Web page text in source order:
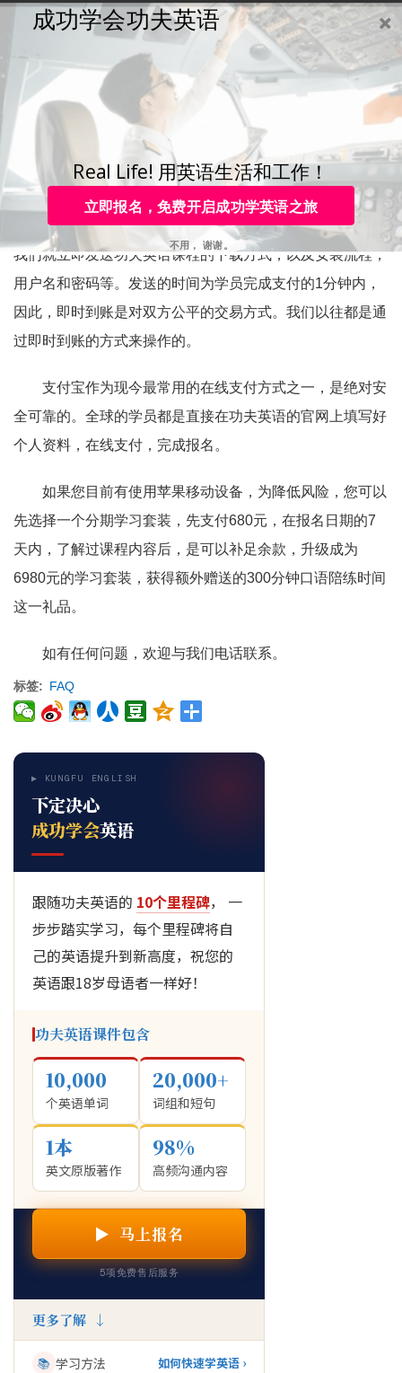
购买
咨询
注册
登录
Toggle
navigation
咨询热线：
4006-979-088 或 0755-88820630
即时到账，感觉不是很安
全，可以支付宝担保吗？
功夫英语课程是即时发送的，也就是说学员完成支付，
我们就立即发送功夫英语课程的下载方式，以及安装流程，
用户名和密码等。发送的时间为学员完成支付的1分钟内，
因此，即时到账是对双方公平的交易方式。我们以往都是通
过即时到账的方式来操作的。
支付宝作为现今最常用的在线支付方式之一，是绝对安
全可靠的。全球的学员都是直接在功夫英语的官网上填写好
个人资料，在线支付，完成报名。
如果您目前有使用苹果移动设备，为降低风险，您可以
先选择一个分期学习套装，先支付680元，在报名日期的7
天内，了解过课程内容后，是可以补足余款，升级成为
6980元的学习套装，获得额外赠送的300分钟口语陪练时间
这一礼品。
如有任何问题，欢迎与我们电话联系。
标签 FAQ
▶ KUNGFU ENGLISH
下定决心
成功学会英语
跟随功夫英语的 10个里程碑， 一
步步踏实学习，每个里程碑将自
己的英语提升到新高度，祝您的
英语跟18岁母语者一样好！
功夫英语课件包含
10,000
个英语单词
20,000+
词组和短句
1本
英文原版著作
98%
高频沟通内容
▶ 马上报名
5项免费售后服务
更多了解 ↓
📚 学习方法 如何快速学英语 ›
立即报名，免费开启成功学英语之旅
成功学会功夫英语
Real Life! 用英语生活和工作！
不用， 谢谢。